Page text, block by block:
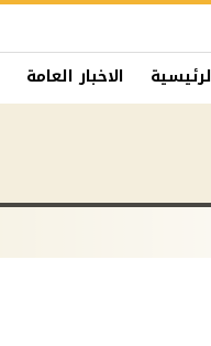
الاخبار العامة